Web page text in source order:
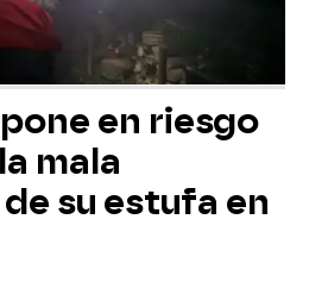
en riesgo
mala
su estufa en